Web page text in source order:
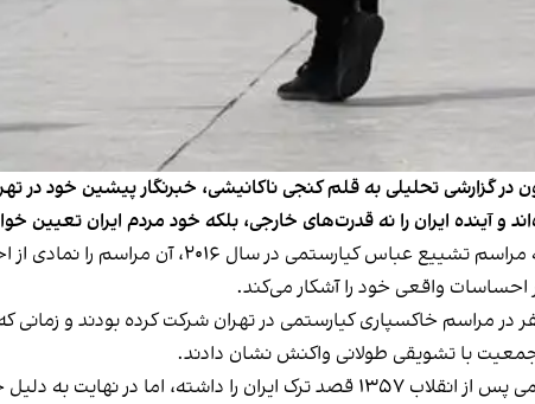
در گزارشی تحلیلی به قلم کنجی ناکانیشی، خبرنگار پیشین خود
و آینده ایران را نه قدرت‌های خارجی، بلکه خود مردم ایران تعیین
نویسنده گزارش با بازگشت به مراسم
واقعی خود را آشکار می‌کند.
در مراسم خاکسپاری کیارستمی در تهران شرکت کرده بودند و
با تشویقی طولانی واکنش نشان دادند.
به نوشته این گزارش، کیارستمی پس از انقلاب ۱۳۵۷ قصد ترک